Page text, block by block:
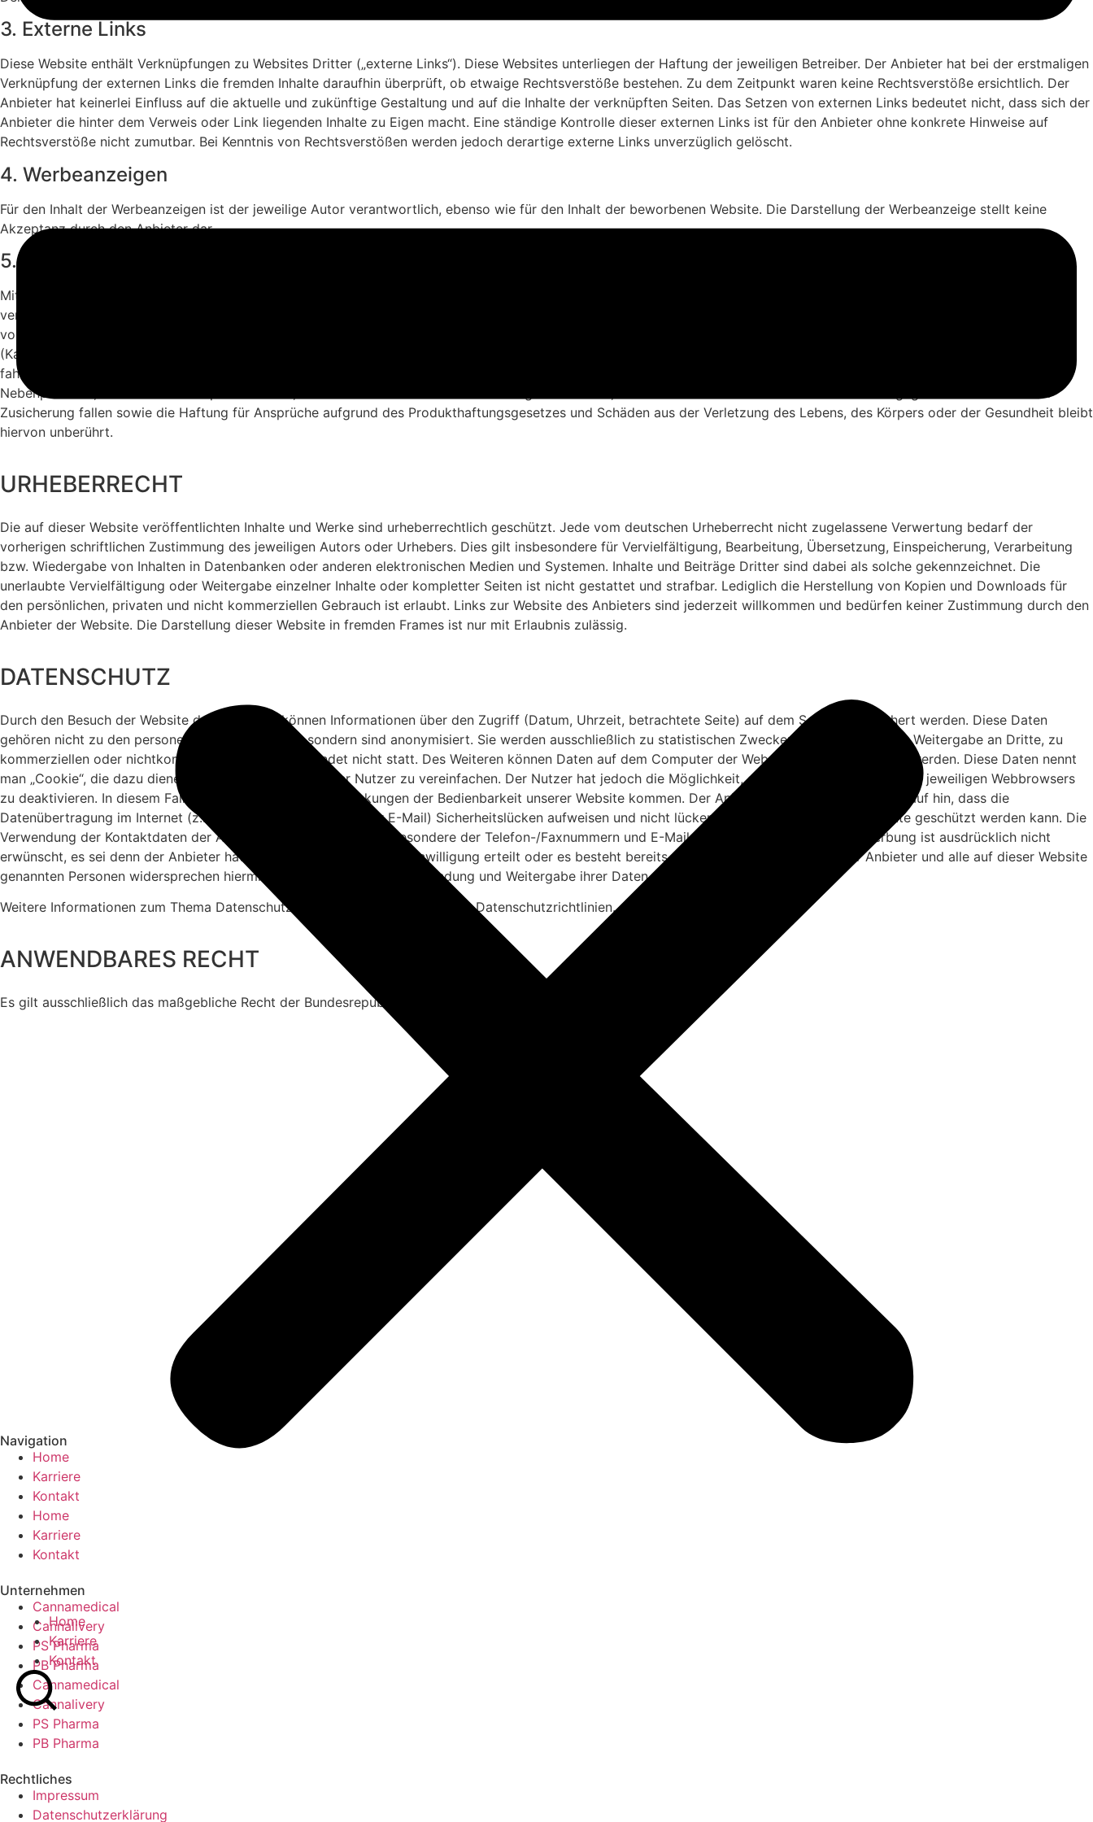
Home
Karriere
Kontakt
3. Externe Links
Diese Website enthält Verknüpfungen zu Websites Dritter („externe Links“). Diese Websites unterliegen der Haftung der jeweiligen Betreiber. Der Anbieter hat bei der erstmaligen
Verknüpfung der externen Links die fremden Inhalte daraufhin überprüft, ob etwaige Rechtsverstöße bestehen. Zu dem Zeitpunkt waren keine Rechtsverstöße ersichtlich. Der
Anbieter hat keinerlei Einfluss auf die aktuelle und zukünftige Gestaltung und auf die Inhalte der verknüpften Seiten. Das Setzen von externen Links bedeutet nicht, dass sich der
Anbieter die hinter dem Verweis oder Link liegenden Inhalte zu Eigen macht. Eine ständige Kontrolle dieser externen Links ist für den Anbieter ohne konkrete Hinweise auf
Rechtsverstöße nicht zumutbar. Bei Kenntnis von Rechtsverstößen werden jedoch derartige externe Links unverzüglich gelöscht.
4. Werbeanzeigen
Für den Inhalt der Werbeanzeigen ist der jeweilige Autor verantwortlich, ebenso wie für den Inhalt der beworbenen Website. Die Darstellung der Werbeanzeige stellt keine
Akzeptanz durch den Anbieter dar.
5. Kein Vertragsverhältnis
Mit der Nutzung der Website des Anbieters kommt keinerlei Vertragsverhältnis zwischen dem Nutzer und dem Anbieter zustande. Insofern ergeben sich auch keinerlei
vertragliche oder quasivertragliche Ansprüche gegen den Anbieter. Für den Fall, dass die Nutzung der Website doch zu einem Vertragsverhältnis führen sollte, gilt rein
vorsorglich nachfolgende Haftungsbeschränkung: Der Anbieter haftet für Vorsatz und grobe Fahrlässigkeit sowie bei Verletzung einer wesentlichen Vertragspflicht
(Kardinalpflicht). Der Anbieter haftet unter Begrenzung auf Ersatz des bei Vertragsschluss vorhersehbaren vertragstypischen Schadens für solche Schäden, die auf einer leicht
fahrlässigen Verletzung von Kardinalpflichten durch ihn oder eines seiner gesetzlichen Vertreter oder Erfüllungsgehilfen beruhen. Bei leicht fahrlässiger Verletzung von
Nebenpflichten, die keine Kardinalpflichten sind, haftet der Anbieter nicht. Die Haftung für Schäden, die in den Schutzbereich einer vom Anbieter gegebenen Garantie oder
Zusicherung fallen sowie die Haftung für Ansprüche aufgrund des Produkthaftungsgesetzes und Schäden aus der Verletzung des Lebens, des Körpers oder der Gesundheit bleibt
hiervon unberührt.
URHEBERRECHT
Die auf dieser Website veröffentlichten Inhalte und Werke sind urheberrechtlich geschützt. Jede vom deutschen Urheberrecht nicht zugelassene Verwertung bedarf der
vorherigen schriftlichen Zustimmung des jeweiligen Autors oder Urhebers. Dies gilt insbesondere für Vervielfältigung, Bearbeitung, Übersetzung, Einspeicherung, Verarbeitung
bzw. Wiedergabe von Inhalten in Datenbanken oder anderen elektronischen Medien und Systemen. Inhalte und Beiträge Dritter sind dabei als solche gekennzeichnet. Die
unerlaubte Vervielfältigung oder Weitergabe einzelner Inhalte oder kompletter Seiten ist nicht gestattet und strafbar. Lediglich die Herstellung von Kopien und Downloads für
den persönlichen, privaten und nicht kommerziellen Gebrauch ist erlaubt. Links zur Website des Anbieters sind jederzeit willkommen und bedürfen keiner Zustimmung durch den
Anbieter der Website. Die Darstellung dieser Website in fremden Frames ist nur mit Erlaubnis zulässig.
DATENSCHUTZ
Durch den Besuch der Website des Anbieters können Informationen über den Zugriff (Datum, Uhrzeit, betrachtete Seite) auf dem Server gespeichert werden. Diese Daten
gehören nicht zu den personenbezogenen Daten, sondern sind anonymisiert. Sie werden ausschließlich zu statistischen Zwecken ausgewertet. Eine Weitergabe an Dritte, zu
kommerziellen oder nichtkommerziellen Zwecken, findet nicht statt. Des Weiteren können Daten auf dem Computer der Websitenutzer gespeichert werden. Diese Daten nennt
man „Cookie“, die dazu dienen, das Zugriffsverhalten der Nutzer zu vereinfachen. Der Nutzer hat jedoch die Möglichkeit, diese Funktion innerhalb des jeweiligen Webbrowsers
zu deaktivieren. In diesem Fall kann es jedoch zu Einschränkungen der Bedienbarkeit unserer Website kommen. Der Anbieter weist ausdrücklich darauf hin, dass die
Datenübertragung im Internet (z.B. bei der Kommunikation per E-Mail) Sicherheitslücken aufweisen und nicht lückenlos vor dem Zugriff durch Dritte geschützt werden kann. Die
Verwendung der Kontaktdaten der Anbieterkennzeichnung – insbesondere der Telefon-/Faxnummern und E-Mailadresse – zur gewerblichen Werbung ist ausdrücklich nicht
erwünscht, es sei denn der Anbieter hatte zuvor seine schriftliche Einwilligung erteilt oder es besteht bereits ein geschäftlicher Kontakt. Der Anbieter und alle auf dieser Website
genannten Personen widersprechen hiermit jeder kommerziellen Verwendung und Weitergabe ihrer Daten.
Weitere Informationen zum Thema Datenschutz entnehmen Sie bitte unseren Datenschutzrichtlinien.
ANWENDBARES RECHT
Es gilt ausschließlich das maßgebliche Recht der Bundesrepublik Deutschland.
Navigation
Home
Karriere
Kontakt
Home
Karriere
Kontakt
Unternehmen
Cannamedical
Cannalivery
PS Pharma
PB Pharma
Cannamedical
Cannalivery
PS Pharma
PB Pharma
Rechtliches
Impressum
Datenschutzer­klärung